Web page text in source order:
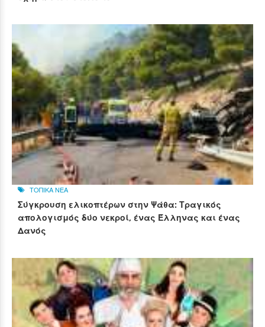
ΤΟΠΙΚΑ ΝΕΑ
Σύγκρουση ελικοπτέρων στην Ψάθα: Τραγικός
απολογισμός δύο νεκροί, ένας Έλληνας και ένας
Δανός